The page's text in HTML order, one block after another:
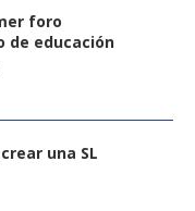
foro
de educación
una SL